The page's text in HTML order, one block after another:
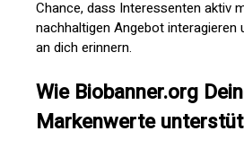
Chance, dass Interessenten aktiv
nachhaltigen Angebot
an dich erinnern.
Wie Biobanner.org
Markenwerte